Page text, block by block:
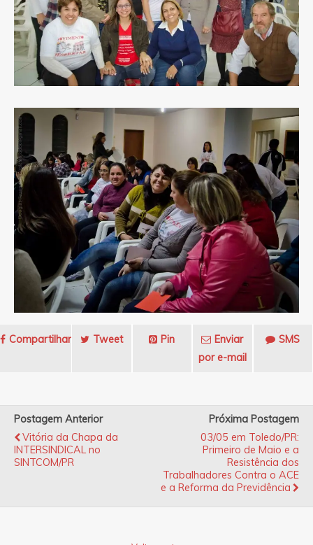
Compartilhar Tweet Pin
Enviar
por e-mail
SMS
Postagem Anterior
Vitória da Chapa da
INTERSINDICAL no
SINTCOM/PR
Próxima Postagem
03/05 em Toledo/PR:
Primeiro de Maio e a
Resistência dos
Trabalhadores Contra o ACE
e a Reforma da Previdência